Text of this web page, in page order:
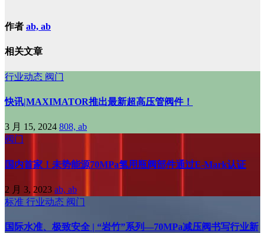
作者 ab, ab
相关文章
行业动态 阀门
快讯|MAXIMATOR推出最新超高压管阀件！
3 月 15, 2024 808, ab
阀门
国内首家！未势能源70MPa氢用瓶阀部件通过E-Mark认证
2 月 3, 2023 ab, ab
标准 行业动态 阀门
国际水准、极致安全 | “岩竹”系列—70MPa减压阀书写行业新